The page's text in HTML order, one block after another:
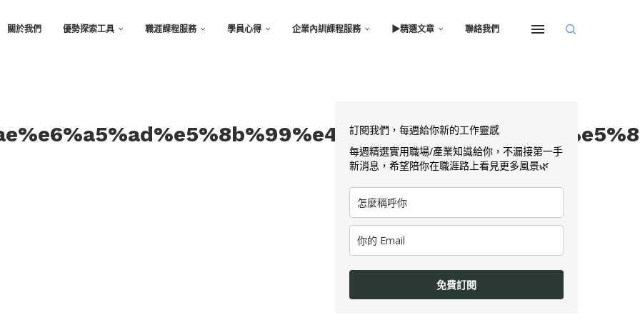
關於我們 優勢探索工具 職涯課程服務 學員心得 企業內訓課程服務 ▶︎精選文章 聯絡我們
訂閱我們，每週給你新的工作靈感
每週精選實用職場/產業知識給你，不漏接第一手
新消息，希望陪你在職涯路上看見更多風景🌿
免費訂閱